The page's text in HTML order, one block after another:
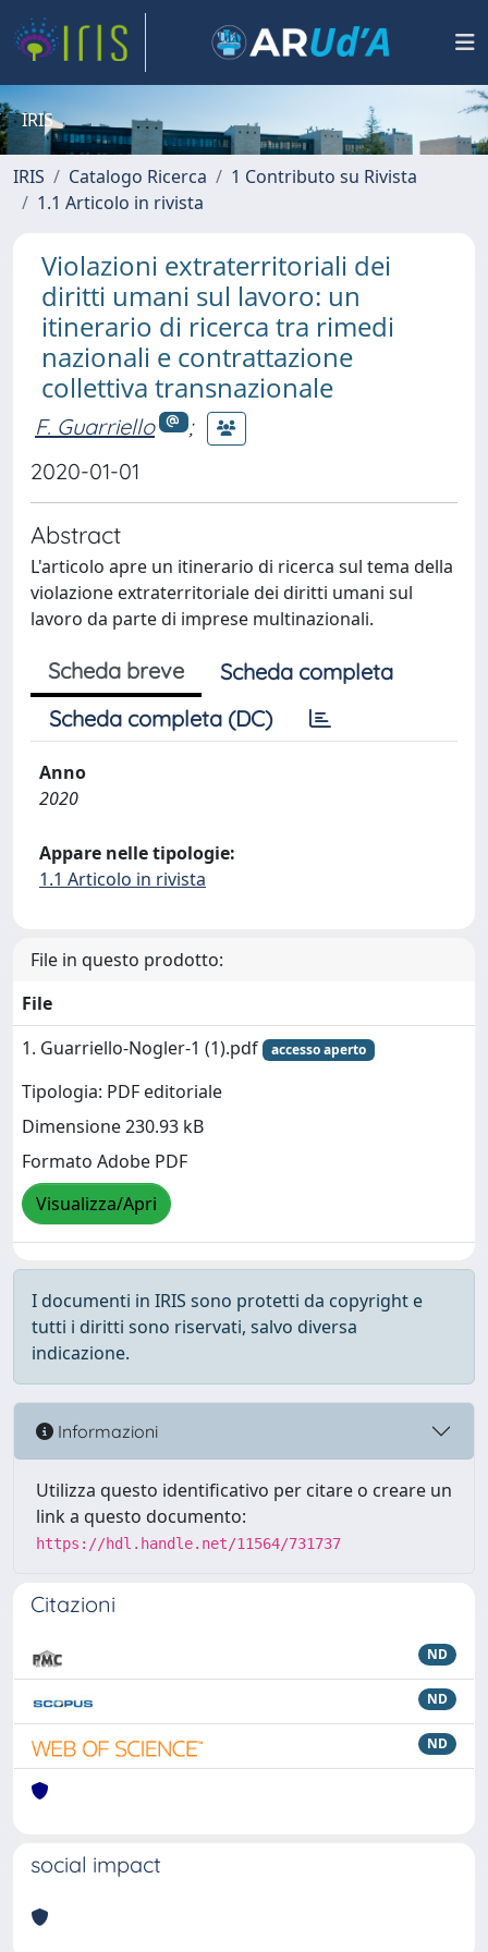
IRIS
IRIS Catalogo Ricerca
1 Contributo su Rivista
1.1 Articolo in rivista
Violazioni extraterritoriali dei
diritti umani sul lavoro: un
itinerario di ricerca tra rimedi
nazionali e contrattazione
collettiva transnazionale
F. Guarriello
;
2020-01-01
Abstract
L'articolo apre un itinerario di ricerca sul tema della
violazione extraterritoriale dei diritti umani sul
lavoro da parte di imprese multinazionali.
Scheda breve
Scheda completa
Scheda completa (DC)
Anno
2020
Appare nelle tipologie:
1.1 Articolo in rivista
File in questo prodotto:
File
1. Guarriello-Nogler-1 (1).pdf
accesso aperto
Tipologia: PDF editoriale
Dimensione 230.93 kB
Formato Adobe PDF
Visualizza/Apri
I documenti in IRIS sono protetti da copyright e
tutti i diritti sono riservati, salvo diversa
indicazione.
Informazioni
Utilizza questo identificativo per citare o creare un
link a questo documento:
https://hdl.handle.net/11564/731737
Citazioni
ND
ND
ND
social impact